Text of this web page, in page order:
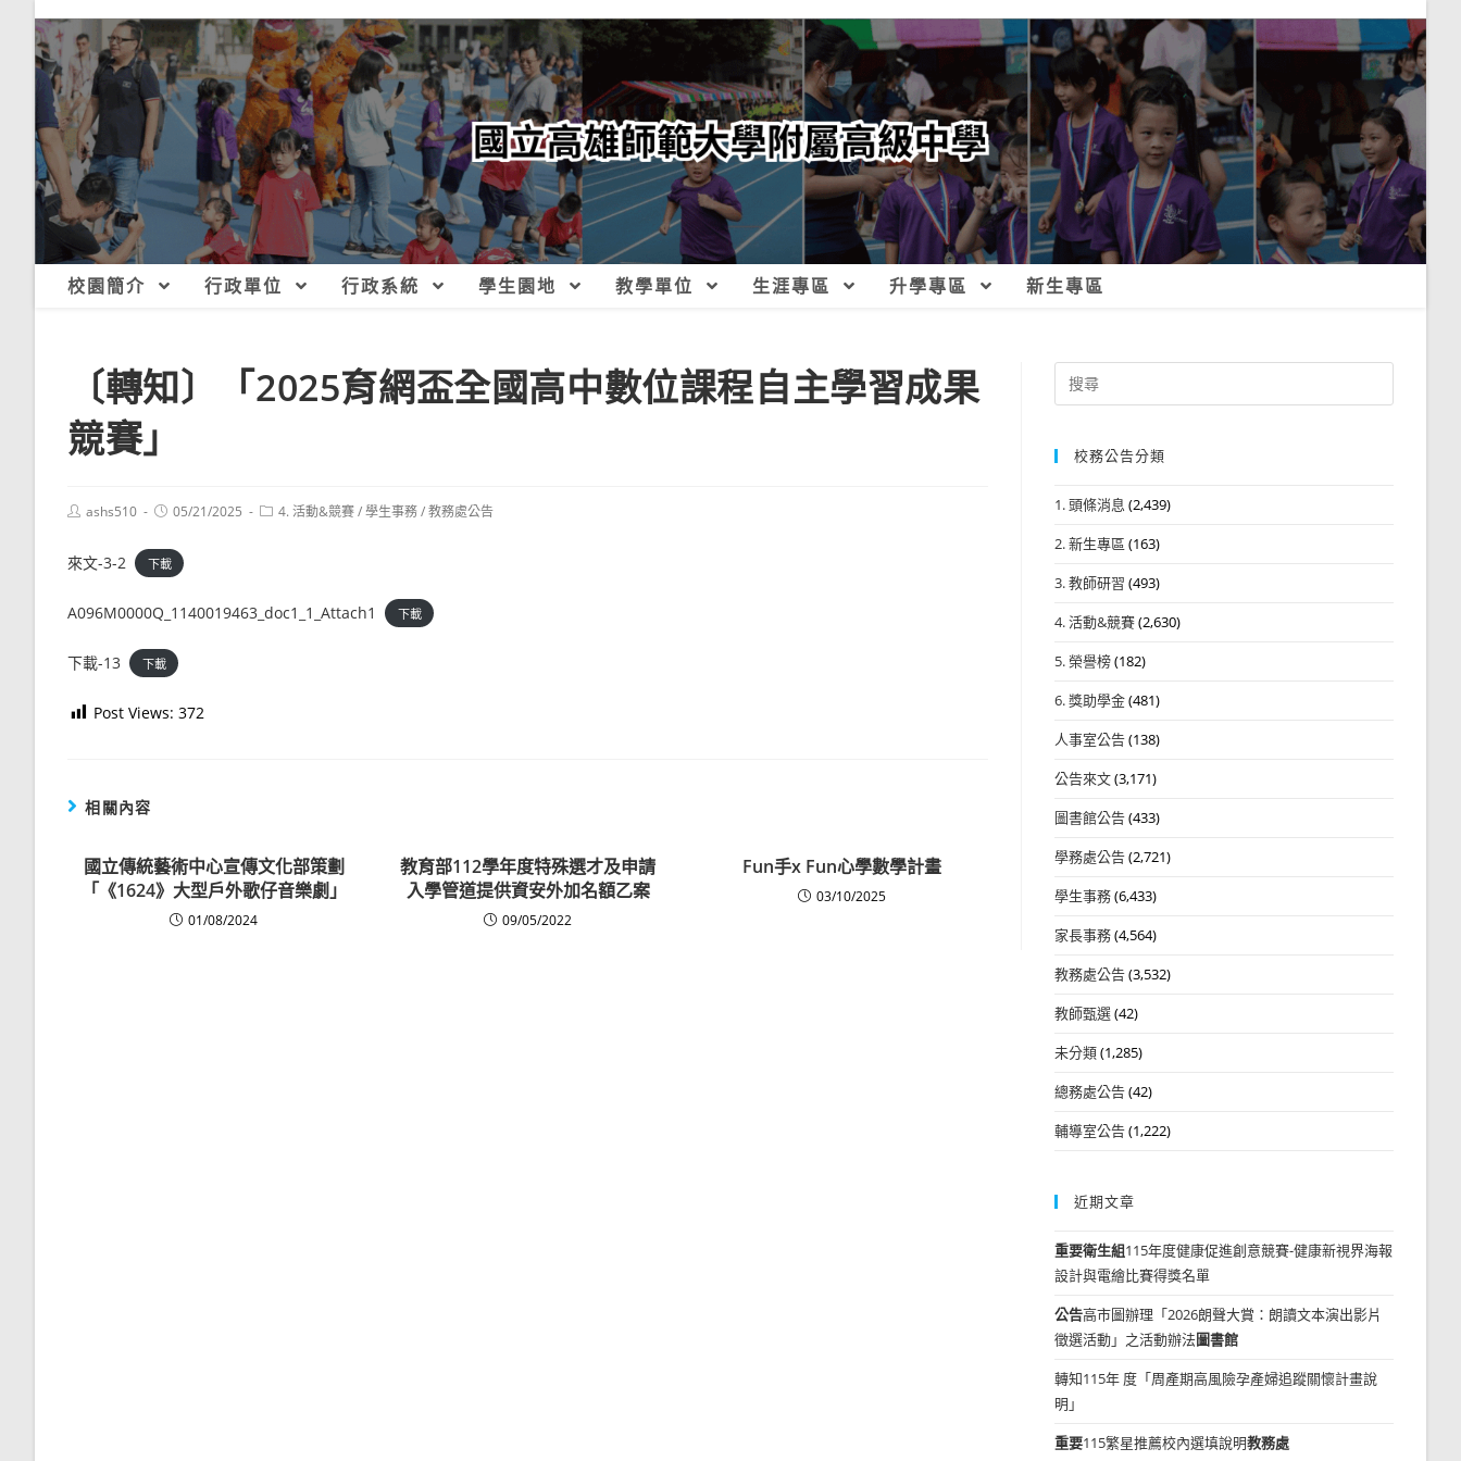
校園簡介 行政單位 行政系統 學生園地 教學單位 生涯專區 升學專區 新生專區
〔轉知〕「2025育網盃全國高中數位課程自主學習成果
競賽」
Postashs510
Post05/21/2025
Post4. 活動&競賽/學生事務/教務處公告
來文-3-2 下載
A096M0000Q_1140019463_doc1_1_Attach1 下載
下載-13 下載
Post Views: 372
相關內容
國立傳統藝術中心宣傳文化部策劃
「《1624》大型戶外歌仔音樂劇」
01/08/2024
教育部112學年度特殊選才及申請
入學管道提供資安外加名額乙案
09/05/2022
Fun手x Fun心學數學計畫
03/10/2025
Search
for:
校務公告分類
1. 頭條消息 (2,439)
2. 新生專區 (163)
3. 教師研習 (493)
4. 活動&競賽(2,630)
5. 榮譽榜(182)
6. 獎助學金(481)
人事室公告(138)
公告來文(3,171)
圖書館公告(433)
學務處公告(2,721)
學生事務(6,433)
家長事務(4,564)
教務處公告(3,532)
教師甄選(42)
未分類(1,285)
總務處公告(42)
輔導室公告(1,222)
近期文章
重要衛生組115年度健康促進創意競賽-健康新視界海報
設計與電繪比賽得獎名單
公告高市圖辦理「2026朗聲大賞：朗讀文本演出影片
徵選活動」之活動辦法圖書館
轉知115年 度「周產期高風險孕產婦追蹤關懷計畫說
明」
重要115繁星推薦校內選填說明教務處